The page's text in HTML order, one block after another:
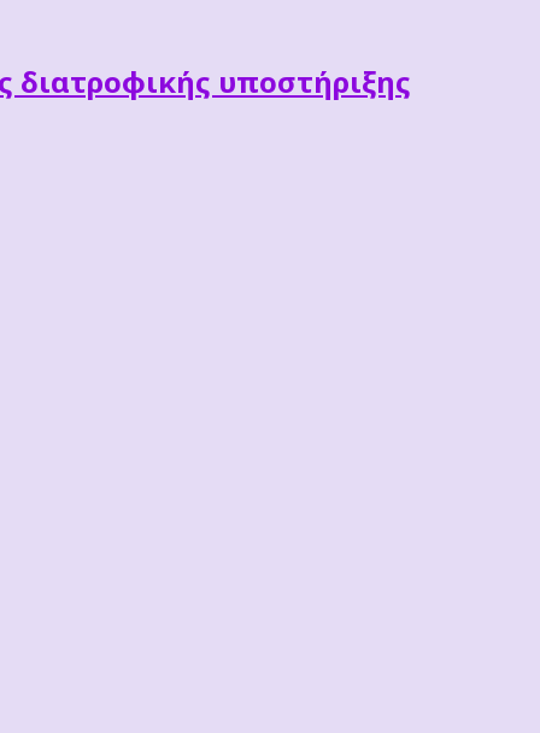
διατροφικής υποστήριξης